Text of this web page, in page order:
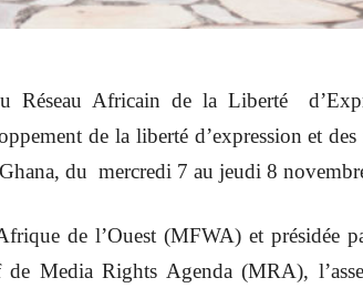
Réseau Africain de la Liberté
de la liberté d’expression et
du mercredi 7 au jeudi 8
de l’Ouest (MFWA) et présidée
Media Rights Agenda (MRA),